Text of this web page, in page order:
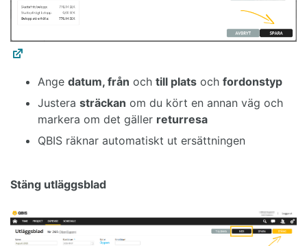
Ange datum, från och till plats och fordonstyp
Justera sträckan om du kört en annan väg och
markera om det gäller returresa
QBIS räknar automatiskt ut ersättningen
Stäng utläggsblad